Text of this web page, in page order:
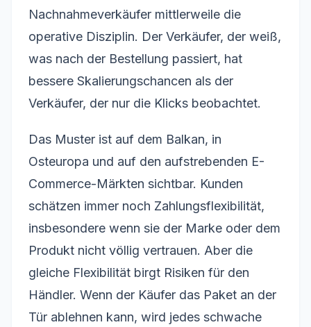
Nachnahmeverkäufer mittlerweile die
operative Disziplin. Der Verkäufer, der weiß,
was nach der Bestellung passiert, hat
bessere Skalierungschancen als der
Verkäufer, der nur die Klicks beobachtet.
Das Muster ist auf dem Balkan, in
Osteuropa und auf den aufstrebenden E-
Commerce-Märkten sichtbar. Kunden
schätzen immer noch Zahlungsflexibilität,
insbesondere wenn sie der Marke oder dem
Produkt nicht völlig vertrauen. Aber die
gleiche Flexibilität birgt Risiken für den
Händler. Wenn der Käufer das Paket an der
Tür ablehnen kann, wird jedes schwache